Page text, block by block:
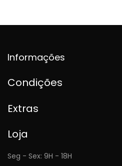
Informações
Condições
Extras
Loja
Seg - Sex: 9H - 18H